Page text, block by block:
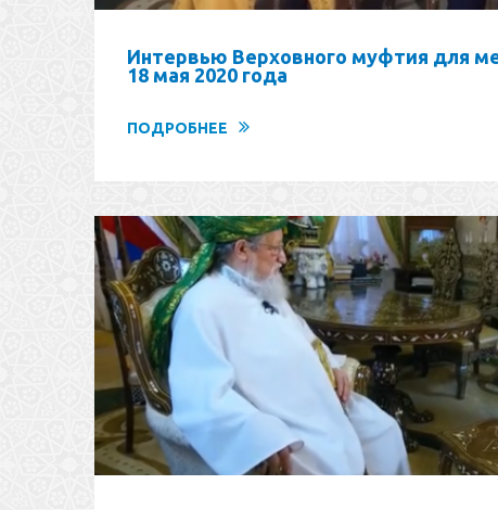
Интервью Верховного муфтия для
18 мая 2020 года
ПОДРОБНЕЕ